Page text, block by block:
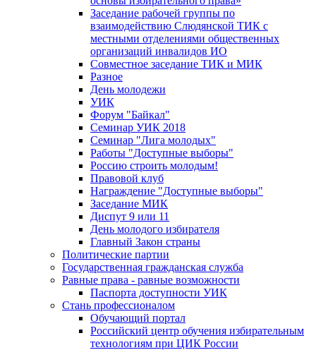
Заседание рабочей группы по
взаимодействию Слюдянской ТИК с
местными отделениями общественных
организаций инвалидов ИО
Совместное заседание ТИК и МИК
Разное
День молодежи
УИК
Форум "Байкал"
Семинар УИК 2018
Семинар "Лига молодых"
Работы "Доступные выборы"
Россию строить молодым!
Правовой клуб
Награждение "Доступные выборы"
Заседание МИК
Диспут 9 или 11
День молодого избирателя
Главный Закон страны
Политические партии
Государственная гражданская служба
Равные права - равные возможности
Паспорта доступности УИК
Стань профессионалом
Обучающий портал
Российский центр обучения избирательным
технологиям при ЦИК России